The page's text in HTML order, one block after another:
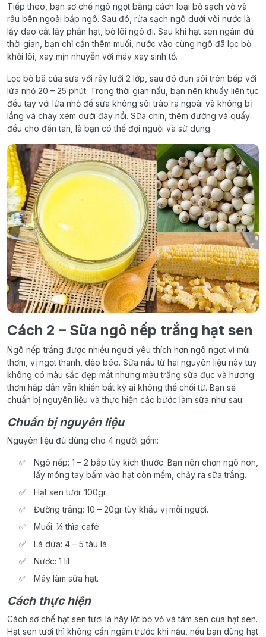
Tiếp theo, bạn sơ chế ngô ngọt bằng cách loại bỏ sạch vỏ và
râu bên ngoài bắp ngô. Sau đó, rửa sạch ngô dưới vòi nước là
lấy dao cắt lấy phần hạt, bỏ lõi ngô đi. Sau khi hạt sen ngâm đủ
thời gian, bạn chỉ cần thêm muối, nước vào cùng ngô đã lọc bỏ
khỏi lõi, xay mịn nhuyễn với máy xay sinh tố.
Lọc bỏ bã của sữa với rây lưới 2 lớp, sau đó đun sôi trên bếp với
lửa nhỏ 20 – 25 phút. Trong thời gian nấu, bạn nên khuấy liên tục
đều tay với lửa nhỏ để sữa không sôi trào ra ngoài và không bị
lắng và cháy xém dưới đáy nồi. Sữa chín, thêm đường và quấy
đều cho đến tan, là bạn có thể đợi nguội và sử dụng.
Cách 2 – Sữa ngô nếp trắng hạt sen
Ngô nếp trắng được nhiều người yêu thích hơn ngô ngọt vì mùi
thơm, vị ngọt thanh, dẻo béo. Sữa nấu từ hai nguyên liệu này tuy
không có màu sắc đẹp mắt nhưng màu trắng sữa đục và hương
thơm hấp dẫn vẫn khiến bất kỳ ai không thể chối từ. Bạn sẽ
chuẩn bị nguyên liệu và thực hiện các bước làm sữa như sau:
Chuẩn bị nguyên liệu
Nguyên liệu đủ dùng cho 4 người gồm:
Ngô nếp: 1 – 2 bắp tùy kích thước. Bạn nên chọn ngô non,
lấy móng tay bấm vào hạt còn mềm, chảy ra sữa trắng.
Hạt sen tươi: 100gr
Đường trắng: 10 – 20gr tùy khẩu vị mỗi người.
Muối: ¼ thìa café
Lá dứa: 4 – 5 tàu lá
Nước: 1 lít
Máy làm sữa hạt.
Cách thực hiện
Cách sơ chế hạt sen tươi là hãy lột bỏ vỏ và tâm sen của hạt sen.
Hạt sen tươi thì không cần ngâm trước khi nấu, nếu bạn dùng hạt